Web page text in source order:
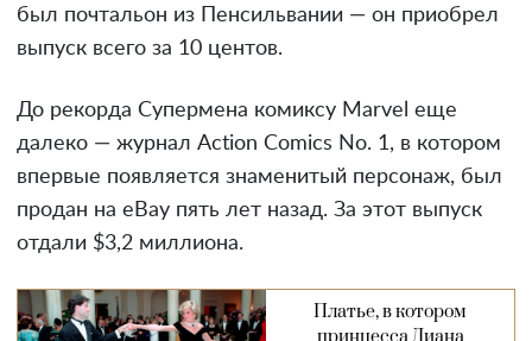
был почтальон из Пенсильвании — он приобрел
выпуск всего за 10 центов.
До рекорда Супермена комиксу Marvel еще
далеко — журнал Action Comics No. 1, в котором
впервые появляется знаменитый персонаж, был
продан на eBay пять лет назад. За этот выпуск
отдали $3,2 миллиона.
Платье, в котором